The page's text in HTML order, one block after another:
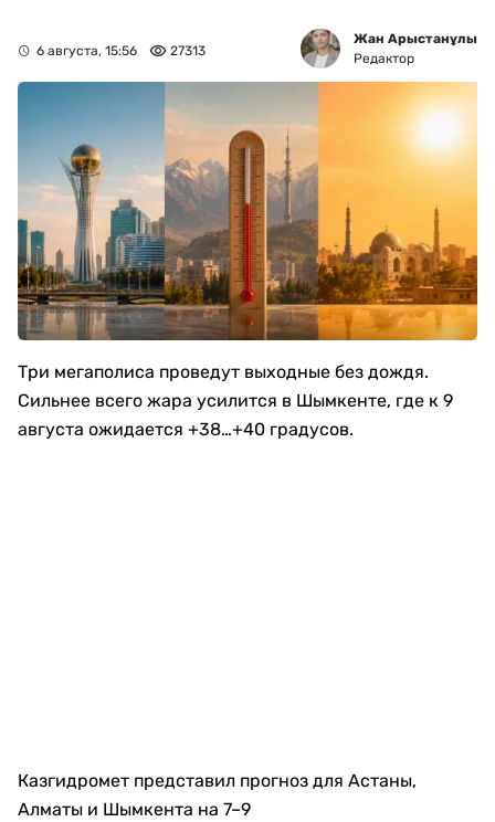
6 августа, 15:56 27313
Жан Арыстанұлы
Редактор
Три мегаполиса проведут выходные без дождя.
Сильнее всего жара усилится в Шымкенте, где к 9
августа ожидается +38…+40 градусов.
Казгидромет представил прогноз для Астаны,
Алматы и Шымкента на 7–9